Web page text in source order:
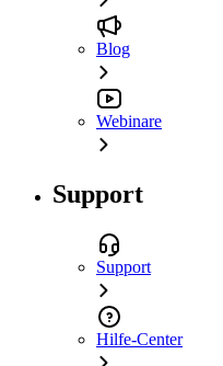
Blog
Webinare
Support
Support
Hilfe-Center